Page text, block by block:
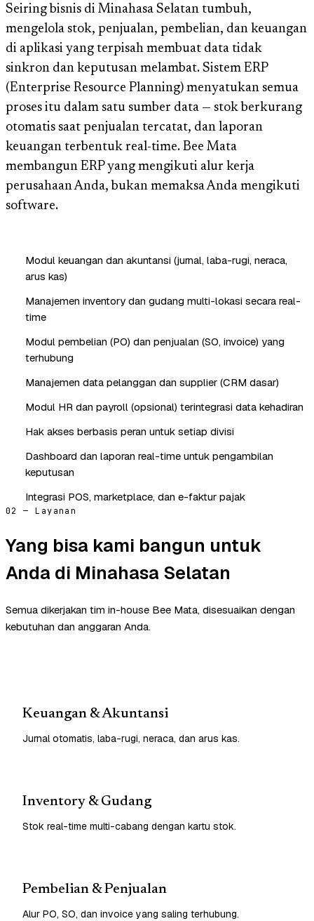
Seiring bisnis di Minahasa Selatan tumbuh,
mengelola stok, penjualan, pembelian, dan keuangan
di aplikasi yang terpisah membuat data tidak
sinkron dan keputusan melambat. Sistem ERP
(Enterprise Resource Planning) menyatukan semua
proses itu dalam satu sumber data — stok berkurang
otomatis saat penjualan tercatat, dan laporan
keuangan terbentuk real-time. Bee Mata
membangun ERP yang mengikuti alur kerja
perusahaan Anda, bukan memaksa Anda mengikuti
software.
Modul keuangan dan akuntansi (jurnal, laba-rugi, neraca,
arus kas)
Manajemen inventory dan gudang multi-lokasi secara real-
time
Modul pembelian (PO) dan penjualan (SO, invoice) yang
terhubung
Manajemen data pelanggan dan supplier (CRM dasar)
Modul HR dan payroll (opsional) terintegrasi data kehadiran
Hak akses berbasis peran untuk setiap divisi
Dashboard dan laporan real-time untuk pengambilan
keputusan
Integrasi POS, marketplace, dan e-faktur pajak
02 — Layanan
Yang bisa kami bangun untuk
Anda di Minahasa Selatan
Semua dikerjakan tim in-house Bee Mata, disesuaikan dengan
kebutuhan dan anggaran Anda.
Keuangan & Akuntansi
Jurnal otomatis, laba-rugi, neraca, dan arus kas.
Inventory & Gudang
Stok real-time multi-cabang dengan kartu stok.
Pembelian & Penjualan
Alur PO, SO, dan invoice yang saling terhubung.